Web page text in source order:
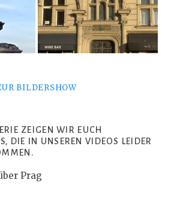
BILDERSHOW
ZEIGEN WIR EUCH
DIE IN UNSEREN VIDEOS LEIDER
Prag